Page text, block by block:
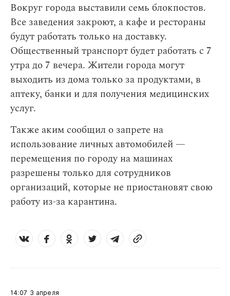
Вокруг города выставили семь блокпостов.
Все заведения закроют, а кафе и рестораны
будут работать только на доставку.
Общественный транспорт будет работать с 7
утра до 7 вечера. Жители города могут
выходить из дома только за продуктами, в
аптеку, банки и для получения медицинских
услуг.
Также аким сообщил о запрете на
использование личных автомобилей —
перемещения по городу на машинах
разрешены только для сотрудников
организаций, которые не приостановят свою
работу из-за карантина.
14:07 3 апреля